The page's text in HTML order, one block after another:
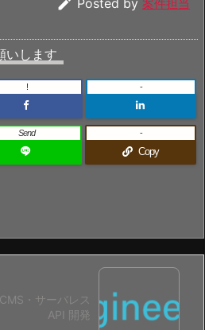
案件担当
いします
! -
Send
Copy
-
・サーバレス
API 開発